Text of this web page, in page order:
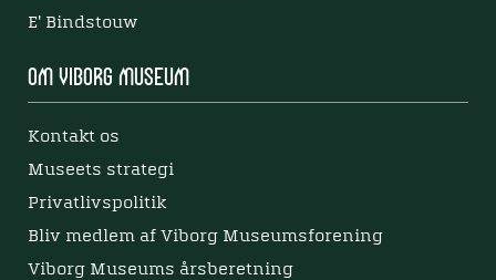
E' Bindstouw
Om Viborg Museum
Kontakt os
Museets strategi
Privatlivspolitik
Bliv medlem af Viborg Museumsforening
Viborg Museums årsberetning